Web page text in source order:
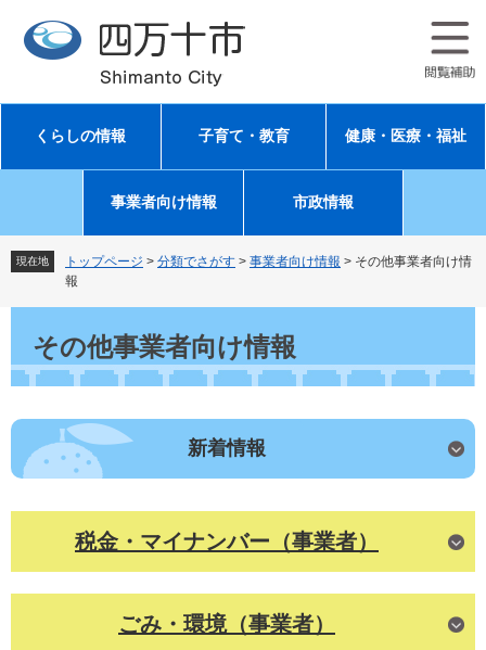
先
す
を
し
文
くらしの情報 子育て・教育 健康・医療・福祉
事業者向け情報 市政情報
現在地 トップページ > 分類でさがす > 事業者向け情報 > その他事業者向け情
報
その他事業者向け情報
新着情報
税金・マイナンバー（事業者）
ごみ・環境（事業者）